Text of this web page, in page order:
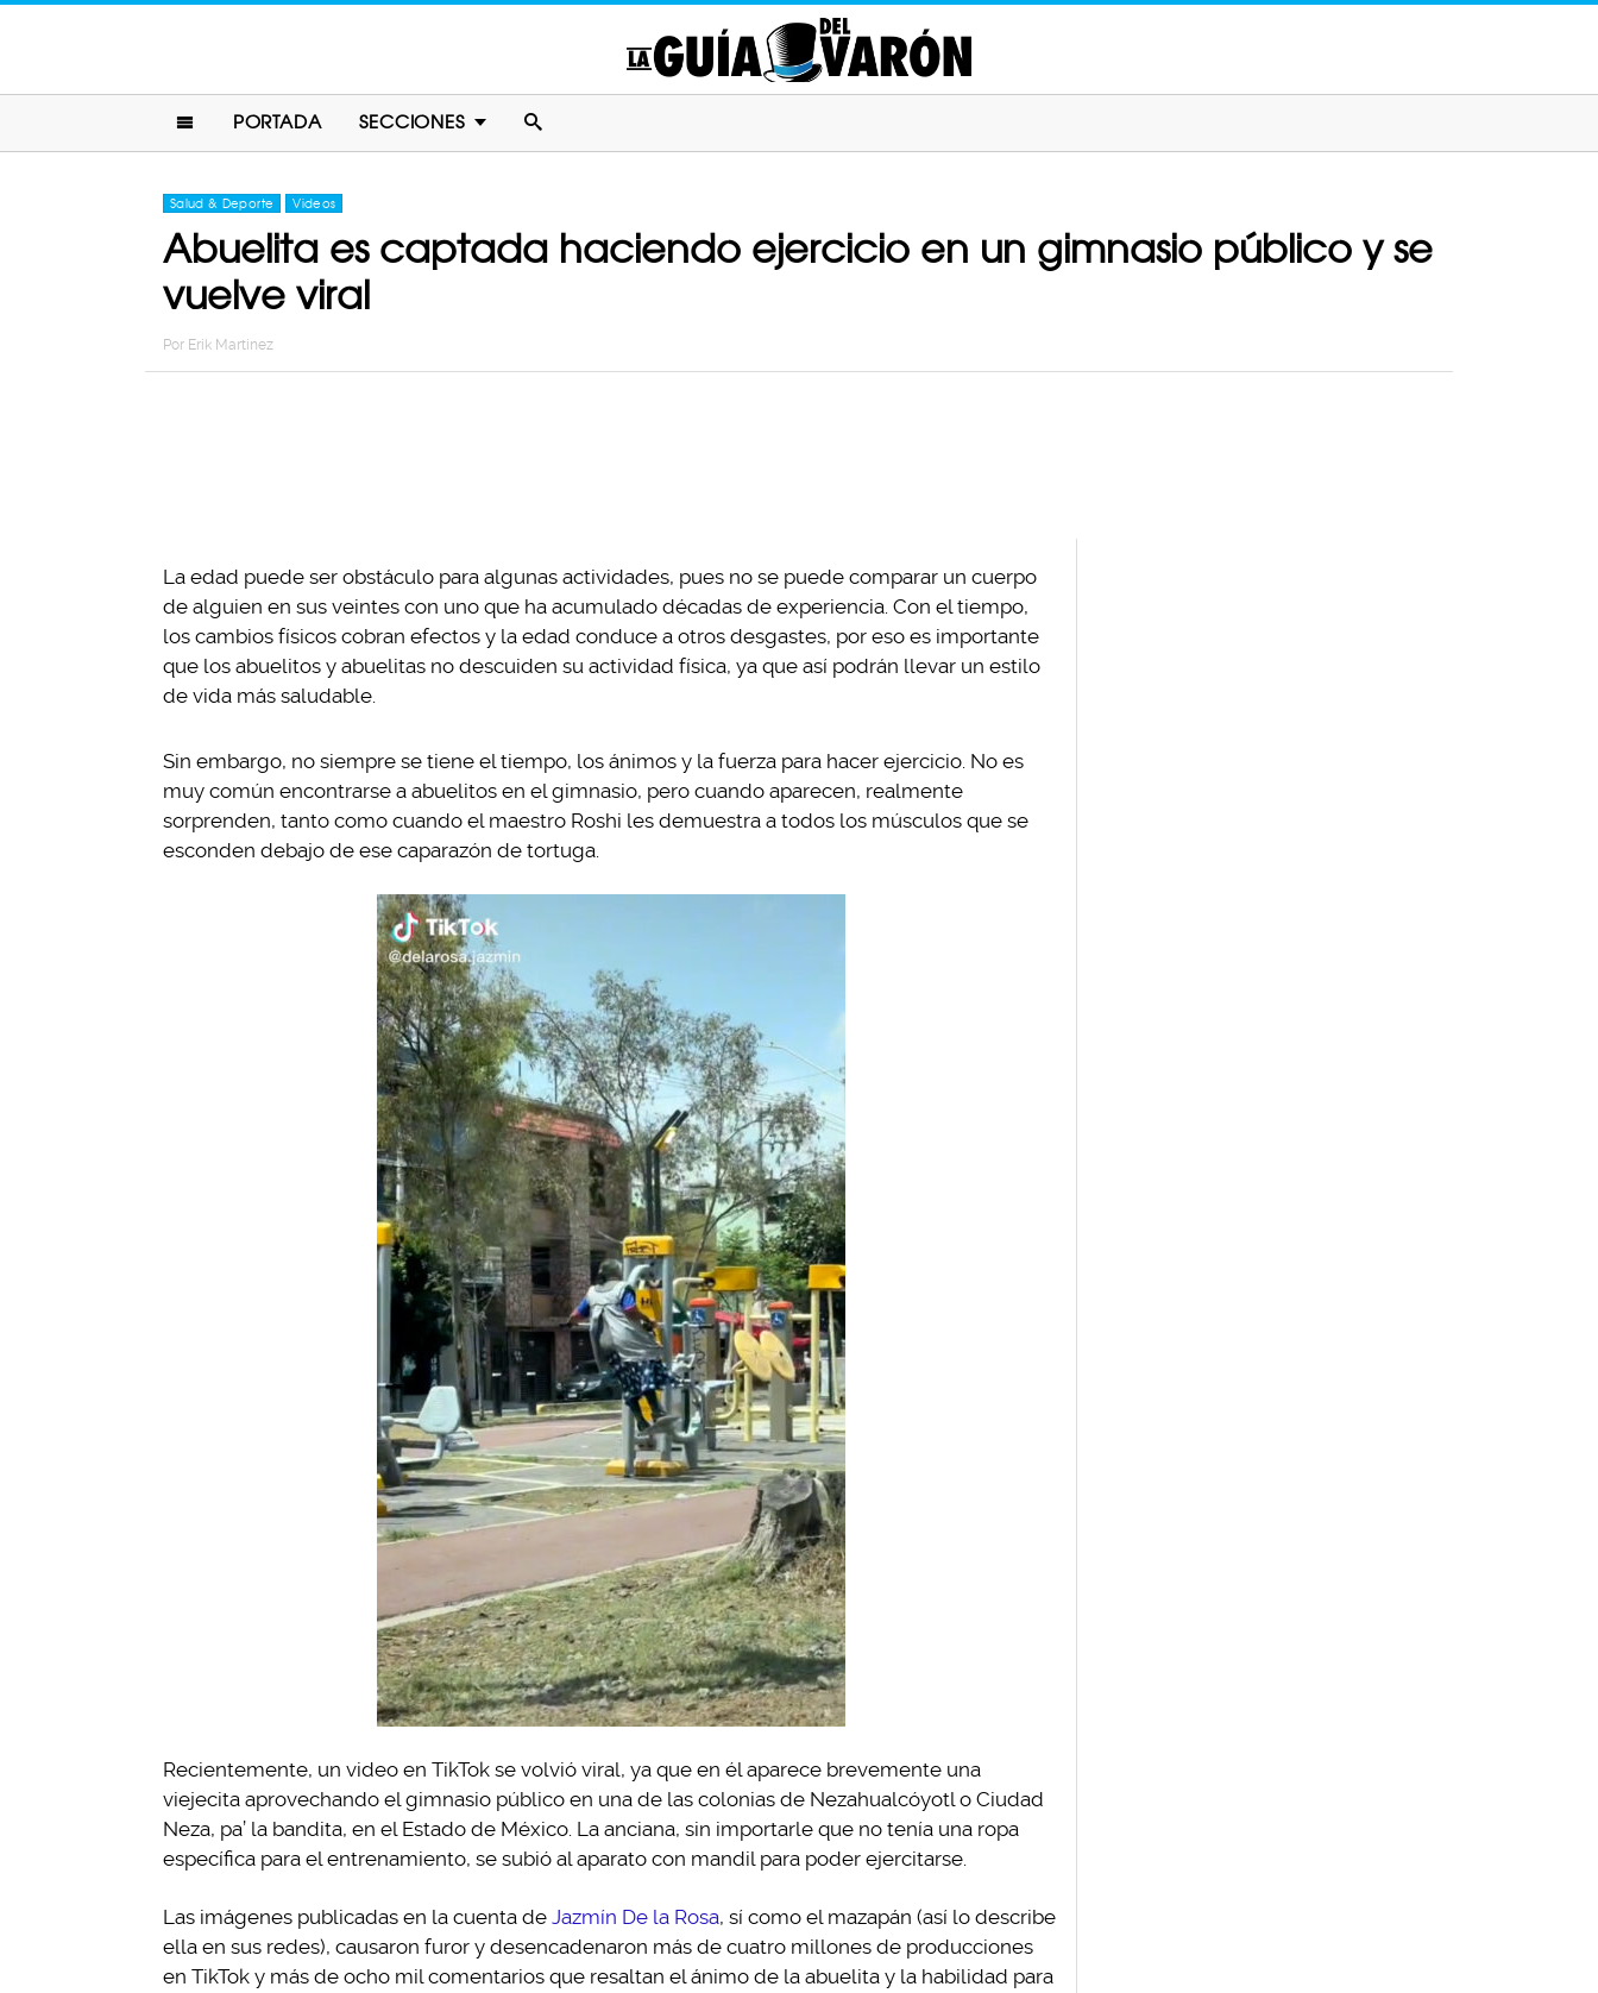
PORTADA SECCIONES
Salud & Deporte Videos
Abuelita es captada haciendo ejercicio en un gimnasio público y se
vuelve viral
Por Erik Martinez
La edad puede ser obstáculo para algunas actividades, pues no se puede comparar un cuerpo
de alguien en sus veintes con uno que ha acumulado décadas de experiencia. Con el tiempo,
los cambios físicos cobran efectos y la edad conduce a otros desgastes, por eso es importante
que los abuelitos y abuelitas no descuiden su actividad física, ya que así podrán llevar un estilo
de vida más saludable.
Sin embargo, no siempre se tiene el tiempo, los ánimos y la fuerza para hacer ejercicio. No es
muy común encontrarse a abuelitos en el gimnasio, pero cuando aparecen, realmente
sorprenden, tanto como cuando el maestro Roshi les demuestra a todos los músculos que se
esconden debajo de ese caparazón de tortuga.
Recientemente, un video en TikTok se volvió viral, ya que en él aparece brevemente una
viejecita aprovechando el gimnasio público en una de las colonias de Nezahualcóyotl o Ciudad
Neza, pa’ la bandita, en el Estado de México. La anciana, sin importarle que no tenía una ropa
específica para el entrenamiento, se subió al aparato con mandil para poder ejercitarse.
Las imágenes publicadas en la cuenta de Jazmín De la Rosa, sí como el mazapán (así lo describe
ella en sus redes), causaron furor y desencadenaron más de cuatro millones de producciones
en TikTok y más de ocho mil comentarios que resaltan el ánimo de la abuelita y la habilidad para